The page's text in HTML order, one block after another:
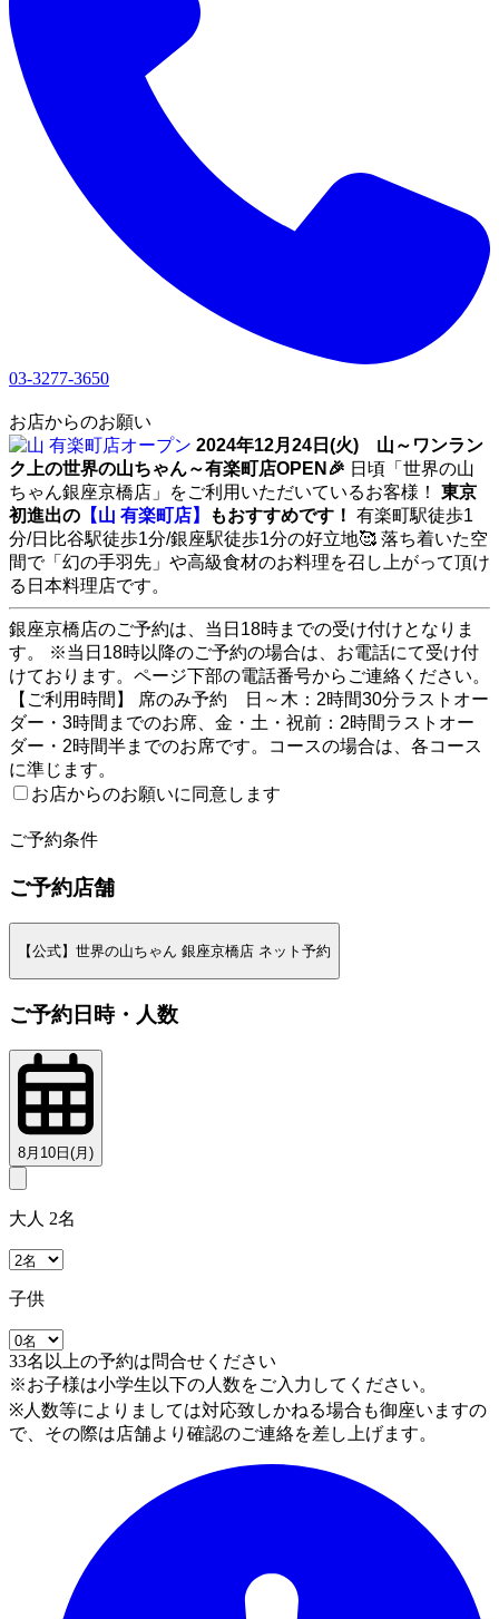
03-3277-3650
お店からのお願い
2024年12月24日(火) 山～ワンラン
ク上の世界の山ちゃん～有楽町店OPEN🎉 日頃「世界の山
ちゃん銀座京橋店」をご利用いただいているお客様！ 東京
初進出の 【山 有楽町店】 もおすすめです！ 有楽町駅徒歩1
分/日比谷駅徒歩1分/銀座駅徒歩1分の好立地🥰 落ち着いた空
間で「幻の手羽先」や高級食材のお料理を召し上がって頂け
る日本料理店です。
銀座京橋店のご予約は、当日18時までの受け付けとなりま
す。 ※当日18時以降のご予約の場合は、お電話にて受け付
けております。ページ下部の電話番号からご連絡ください。
【ご利用時間】 席のみ予約 日～木：2時間30分ラストオー
ダー・3時間までのお席、金・土・祝前：2時間ラストオー
ダー・2時間半までのお席です。コースの場合は、各コース
に準じます。
お店からのお願いに同意します
ご予約条件
ご予約店舗
【公式】世界の山ちゃん 銀座京橋店 ネット予約
ご予約日時・人数
8月10日(月)
大人 2名
子供
33名以上の予約は問合せください
※お子様は小学生以下の人数をご入力してください。
※人数等によりましては対応致しかねる場合も御座いますの
で、その際は店舗より確認のご連絡を差し上げます。